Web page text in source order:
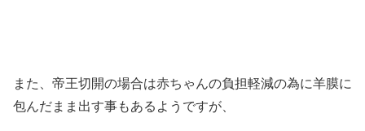
また、帝王切開の場合は赤ちゃんの負担軽減の為に羊膜に
包んだまま出す事もあるようですが、